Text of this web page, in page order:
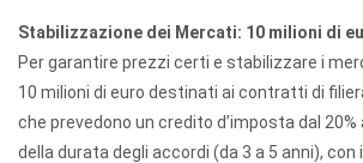
Stabilizzazione dei Mercati: 10 milioni di
Per garantire prezzi certi e stabilizzare i
10 milioni di euro destinati ai contratti di
che prevedono un credito d’imposta dal 20%
della durata degli accordi (da 3 a 5 anni),